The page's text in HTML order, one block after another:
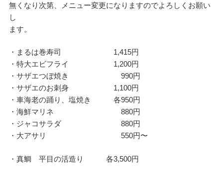
無くなり次第、メニュー変更になりますのでよろしくお願い
し
ます。
・まるは巻寿司 1,415円
・特大エビフライ 1,200円
・サザエつぼ焼き 990円
・サザエのお刺身 1,100円
・車海老の踊り、塩焼き 各950円
・海鮮マリネ 880円
・ジャコサラダ 880円
・大アサリ 550円〜
・真鯛 平目の活造り 各3,500円